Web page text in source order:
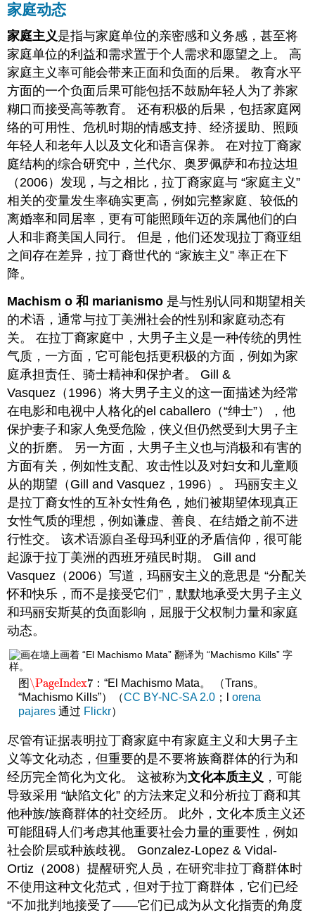
家庭动态
家庭主义是指与家庭单位的亲密感和义务感，甚至将
家庭单位的利益和需求置于个人需求和愿望之上。 高
家庭主义率可能会带来正面和负面的后果。 教育水平
方面的一个负面后果可能包括不鼓励年轻人为了养家
糊口而接受高等教育。 还有积极的后果，包括家庭网
络的可用性、危机时期的情感支持、经济援助、照顾
年轻人和老年人以及文化和语言保养。 在对拉丁裔家
庭结构的综合研究中，兰代尔、奥罗佩萨和布拉达坦
（2006）发现，与之相比，拉丁裔家庭与 “家庭主义”
相关的变量发生率确实更高，例如完整家庭、较低的
离婚率和同居率，更有可能照顾年迈的亲属他们的白
人和非裔美国人同行。 但是，他们还发现拉丁裔亚组
之间存在差异，拉丁裔世代的 “家族主义” 率正在下
降。
Machism o 和 marianismo 是与性别认同和期望相关
的术语，通常与拉丁美洲社会的性别和家庭动态有
关。 在拉丁裔家庭中，大男子主义是一种传统的男性
气质，一方面，它可能包括更积极的方面，例如为家
庭承担责任、骑士精神和保护者。 Gill &
Vasquez（1996）将大男子主义的这一面描述为经常
在电影和电视中人格化的el caballero（“绅士”），他
保护妻子和家人免受危险，侠义但仍然受到大男子主
义的折磨。 另一方面，大男子主义也与消极和有害的
方面有关，例如性支配、攻击性以及对妇女和儿童顺
从的期望（Gill and Vasquez，1996）。 玛丽安主义
是拉丁裔女性的互补女性角色，她们被期望体现真正
女性气质的理想，例如谦虚、善良、在结婚之前不进
行性交。 该术语源自圣母玛利亚的矛盾信仰，很可能
起源于拉丁美洲的西班牙殖民时期。 Gill and
Vasquez（2006）写道，玛丽安主义的意思是 “分配关
怀和快乐，而不是接受它们”，默默地承受大男子主义
和玛丽安斯莫的负面影响，屈服于父权制力量和家庭
动态。
图\PageIndex7
\PageIndex7 ：“El Machismo Mata。 （Trans。
“Machismo Kills”）（CC BY-NC-SA 2.0；l orena
pajares通过 Flickr）
尽管有证据表明拉丁裔家庭中有家庭主义和大男子主
义等文化动态，但重要的是不要将族裔群体的行为和
经历完全简化为文化。 这被称为文化本质主义 ，可能
导致采用 “缺陷文化” 的方法来定义和分析拉丁裔和其
他种族/族裔群体的社交经历。 此外，文化本质主义还
可能阻碍人们考虑其他重要社会力量的重要性，例如
社会阶层或种族歧视。 Gonzalez-Lopez & Vidal-
Ortiz（2008）提醒研究人员，在研究非拉丁裔群体时
不使用这种文化范式，但对于拉丁裔群体，它们已经
“不加批判地接受了——它们已成为从文化指责的角度